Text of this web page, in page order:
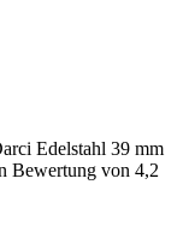
Edelstahl 39 mm
Bewertung von 4,2